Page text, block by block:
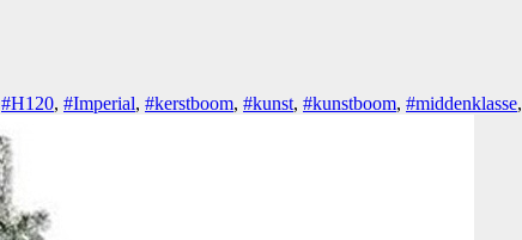
#H120, #Imperial, #kerstboom, #kunst, #kunstboom, #middenklasse,